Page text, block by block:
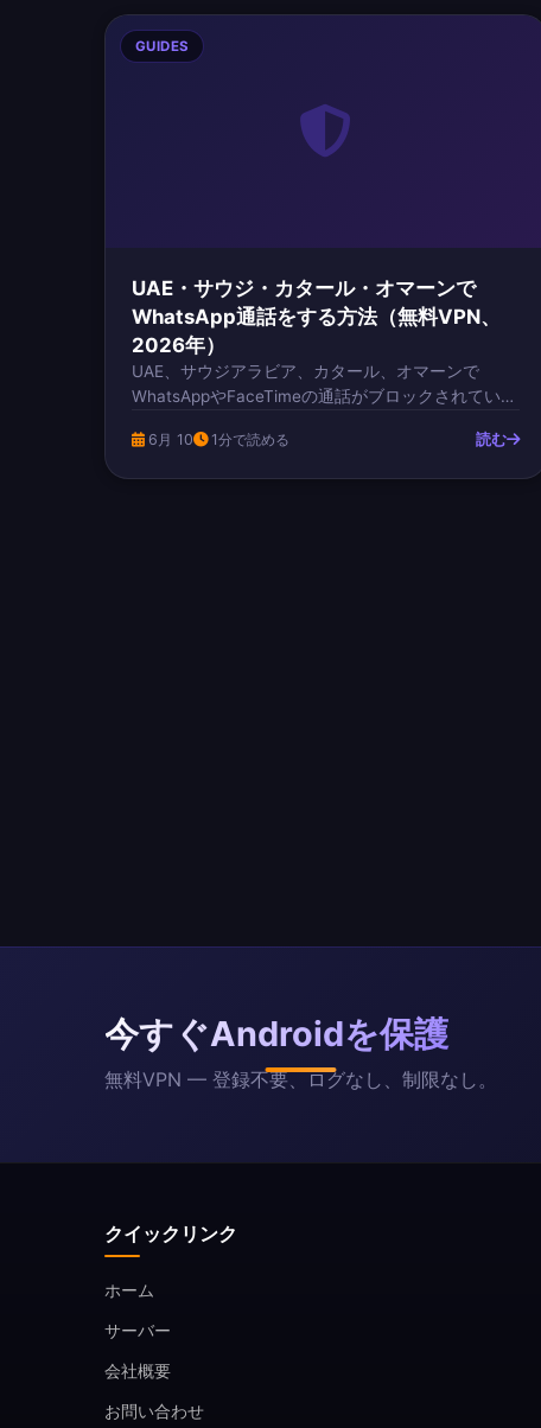
GUIDES
UAE・サウジ・カタール・オマーンで
WhatsApp通話をする方法（無料VPN、
2026年）
UAE、サウジアラビア、カタール、オマーンで
WhatsAppやFaceTimeの通話がブロックされていま
にする方法を解説。登録不要、AES-256暗号化、
6月 10 1分で読める 読む
今すぐAndroidを保護
無料VPN — 登録不要、ログなし、制限なし。
クイックリンク
ホーム
サーバー
会社概要
お問い合わせ